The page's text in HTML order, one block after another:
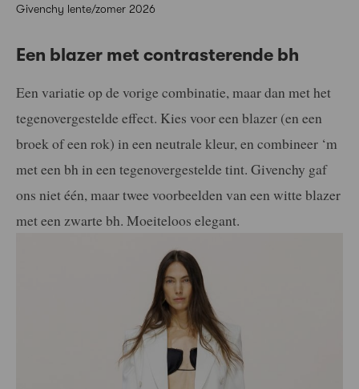
Givenchy lente/zomer 2026
Een blazer met contrasterende bh
Een variatie op de vorige combinatie, maar dan met het
tegenovergestelde effect. Kies voor een blazer (en een
broek of een rok) in een neutrale kleur, en combineer ‘m
met een bh in een tegenovergestelde tint. Givenchy gaf
ons niet één, maar twee voorbeelden van een witte blazer
met een zwarte bh. Moeiteloos elegant.